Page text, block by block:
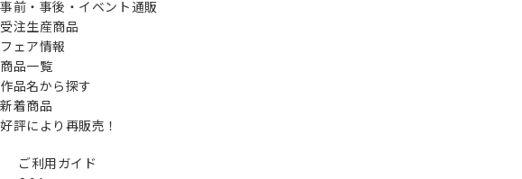
事前・事後・イベント通販
受注生産商品
フェア情報
商品一覧
作品名から探す
新着商品
好評により再販売！
ご利用ガイド